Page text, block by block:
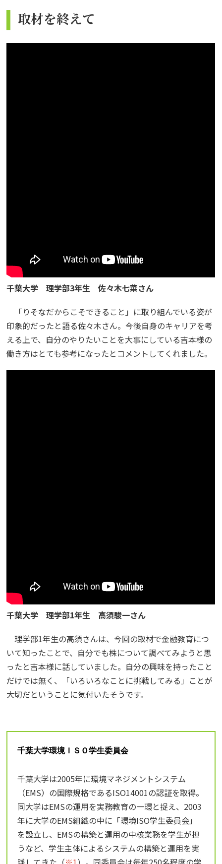
取材を終えて
千葉大学 理学部3年生 佐々木七菜さん
「りそなだからこそできること」に取り組んでいる姿が
印象的だったと語る佐々木さん。今後自身のキャリアを考
える上で、自分のやりたいことを大事にしている吉本様の
働き方はとても参考になったとコメントしてくれました。
千葉大学 理学部1年生 高須駿一さん
理学部1年生の高須さんは、今回の取材で金融教育につ
いて知ったことで、自分でも株について調べてみようと思
ったと吉本様に話していました。自分の興味を持ったこと
だけでは無く、「いろいろなことに挑戦してみる」ことが
大切だということに気付いたそうです。
千葉大学環境ＩＳＯ学生委員会
千葉大学は2005年に環境マネジメントシステム
（EMS）の国際規格であるISO14001の認証を取得。
同大学はEMSの運用を実務教育の一環と捉え、2003
年に大学のEMS組織の中に「環境ISO学生委員会」
を設立し、EMSの構築と運用の中核業務を学生が担
うなど、学生主体によるシステムの構築と運用を実